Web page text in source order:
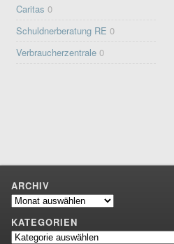
Caritas 0
Schuldnerberatung RE 0
Verbraucherzentrale 0
ARCHIV
Archiv
KATEGORIEN
Kategorien